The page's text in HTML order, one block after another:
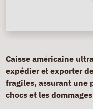
Caisse américaine
expédier et exporter
fragiles, assurant une
chocs et les